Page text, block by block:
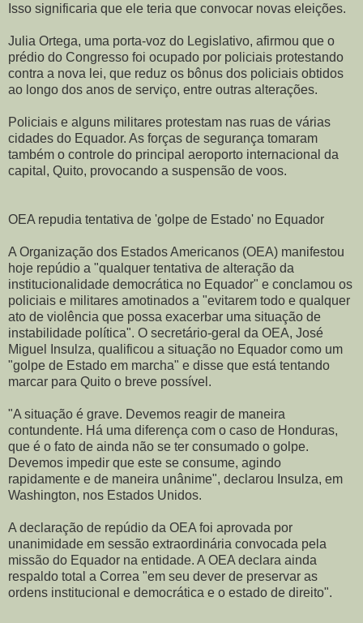
Isso significaria que ele teria que convocar novas eleições.
Julia Ortega, uma porta-voz do Legislativo, afirmou que o
prédio do Congresso foi ocupado por policiais protestando
contra a nova lei, que reduz os bônus dos policiais obtidos
ao longo dos anos de serviço, entre outras alterações.
Policiais e alguns militares protestam nas ruas de várias
cidades do Equador. As forças de segurança tomaram
também o controle do principal aeroporto internacional da
capital, Quito, provocando a suspensão de voos.
OEA repudia tentativa de 'golpe de Estado' no Equador
A Organização dos Estados Americanos (OEA) manifestou
hoje repúdio a "qualquer tentativa de alteração da
institucionalidade democrática no Equador" e conclamou os
policiais e militares amotinados a "evitarem todo e qualquer
ato de violência que possa exacerbar uma situação de
instabilidade política". O secretário-geral da OEA, José
Miguel Insulza, qualificou a situação no Equador como um
"golpe de Estado em marcha" e disse que está tentando
marcar para Quito o breve possível.
"A situação é grave. Devemos reagir de maneira
contundente. Há uma diferença com o caso de Honduras,
que é o fato de ainda não se ter consumado o golpe.
Devemos impedir que este se consume, agindo
rapidamente e de maneira unânime", declarou Insulza, em
Washington, nos Estados Unidos.
A declaração de repúdio da OEA foi aprovada por
unanimidade em sessão extraordinária convocada pela
missão do Equador na entidade. A OEA declara ainda
respaldo total a Correa "em seu dever de preservar as
ordens institucional e democrática e o estado de direito".